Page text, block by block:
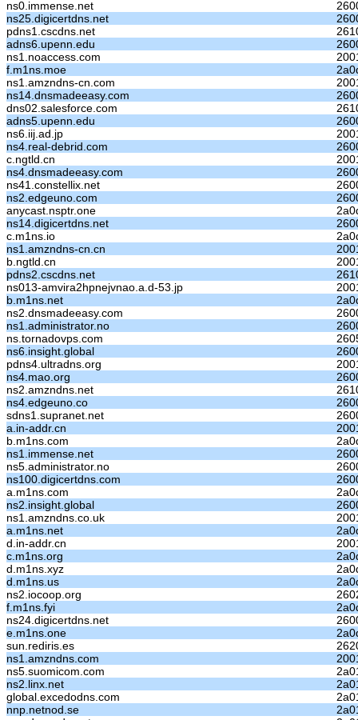
ns0.immense.net
ns25.digicertdns.net
pdns1.cscdns.net
adns6.upenn.edu
ns1.noaccess.com
f.m1ns.moe
ns1.amzndns-cn.com
ns14.dnsmadeeasy.com
dns02.salesforce.com
adns5.upenn.edu
ns6.iij.ad.jp
ns4.real-debrid.com
c.ngtld.cn
ns4.dnsmadeeasy.com
ns41.constellix.net
ns2.edgeuno.com
anycast.nsptr.one
ns14.digicertdns.net
c.m1ns.io
ns1.amzndns-cn.cn
b.ngtld.cn
pdns2.cscdns.net
ns013-amvira2hpnejvnao.a.d-53.jp
b.m1ns.net
ns2.dnsmadeeasy.com
ns1.administrator.no
ns.tornadovps.com
ns6.insight.global
pdns4.ultradns.org
ns4.mao.org
ns2.amzndns.net
ns4.edgeuno.co
sdns1.supranet.net
a.in-addr.cn
b.m1ns.com
ns1.immense.net
ns5.administrator.no
ns100.digicertdns.com
a.m1ns.com
ns2.insight.global
ns1.amzndns.co.uk
a.m1ns.net
d.in-addr.cn
c.m1ns.org
d.m1ns.xyz
d.m1ns.us
ns2.iocoop.org
f.m1ns.fyi
ns24.digicertdns.net
e.m1ns.one
sun.rediris.es
ns1.amzndns.com
ns5.suomicom.com
ns2.linx.net
global.excedodns.com
nnp.netnod.se